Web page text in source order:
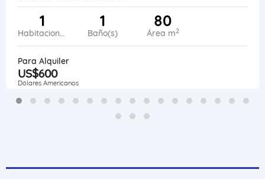
1
Habitaciones
1
Baño(s)
80
Área m2
Para Alquiler
US$600
Dólares Americanos